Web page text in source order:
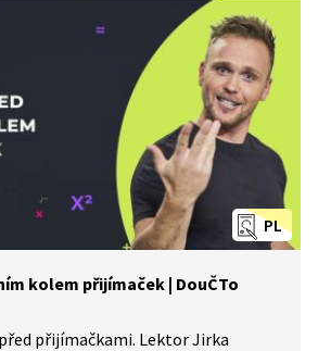
PL
kolem přijímaček | DouČTo
přijímačkami. Lektor Jirka